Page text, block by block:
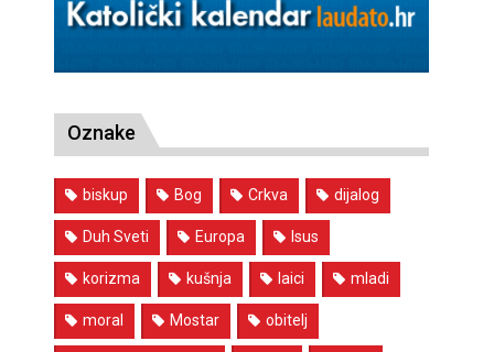
Oznake
biskup Bog Crkva dijalog
Duh Sveti Europa Isus
korizma kušnja laici mladi
moral Mostar obitelj